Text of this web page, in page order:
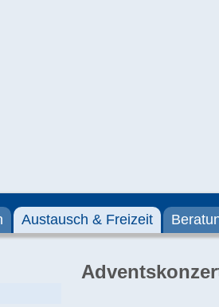
Austausch & Freizeit
Stadt